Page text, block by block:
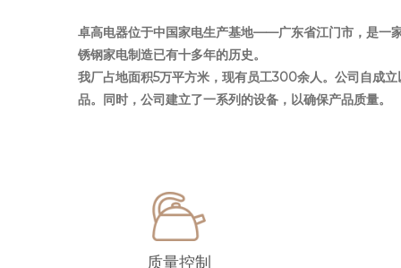
卓高电器位于中国家电生产基地——广东省江门市，是一
锈钢家电制造已有十多年的历史。
我厂占地面积5万平方米，现有员工300余人。公司自成
品。同时，公司建立了一系列的设备，以确保产品质量。
质量控制